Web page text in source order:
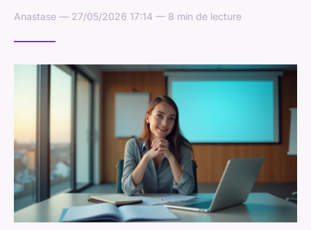
Anastase — 27/05/2026 17:14 — 8 min de lecture